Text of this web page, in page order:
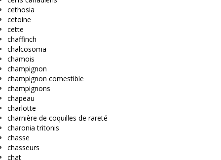
cethosia
cetoine
cette
chaffinch
chalcosoma
chamois
champignon
champignon comestible
champignons
chapeau
charlotte
charnière de coquilles de rareté
charonia tritonis
chasse
chasseurs
chat